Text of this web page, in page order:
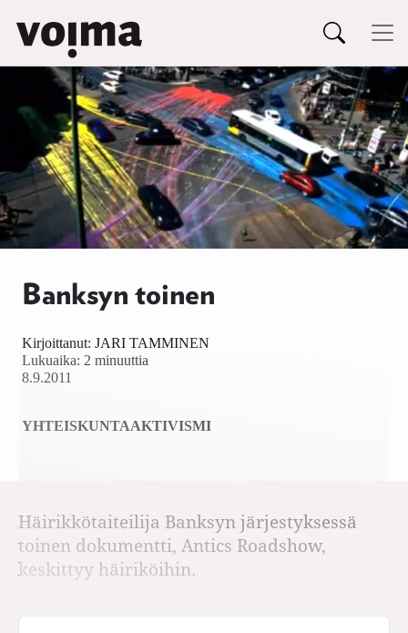
Siirry sisältöön
Päävalikko
Banksyn toinen
8.9.2011
Kirjoittanut: JARI TAMMINEN
Lukuaika: 2 minuuttia
YHTEISKUNTAAKTIVISMI
Häirikkötaiteilija Banksyn järjestyksessä
toinen dokumentti, Antics Roadshow,
keskittyy häiriköihin.